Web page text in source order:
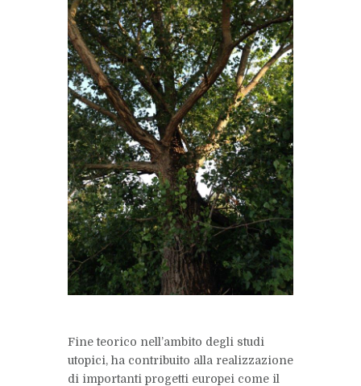
Fine teorico nell’ambito degli studi
utopici, ha contribuito alla realizzazione
di importanti progetti europei come il